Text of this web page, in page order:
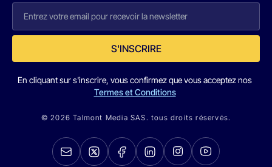
S'INSCRIRE
En cliquant sur s'inscrire, vous confirmez que vous acceptez nos
Termes et Conditions
© 2026 Talmont Media SAS. tous droits réservés.